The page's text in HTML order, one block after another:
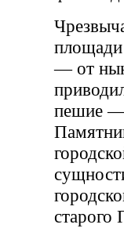
площади
— от
пешие —
старого